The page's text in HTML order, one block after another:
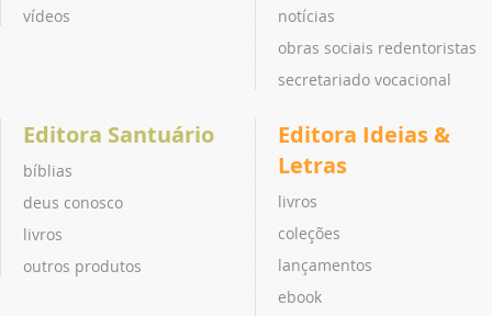
vídeos
notícias
obras sociais redentoristas
secretariado vocacional
Editora Santuário
bíblias
deus conosco
livros
outros produtos
Editora Ideias &
Letras
livros
coleções
lançamentos
ebook